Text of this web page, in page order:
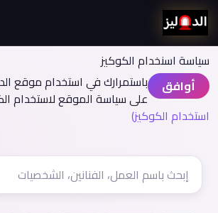
سياسة اسنخدام الكوكيز
أوافق
باستمرارك في استخدام موقع
على سياسة الموقع لاستخدام
استخدام الكوكيز)